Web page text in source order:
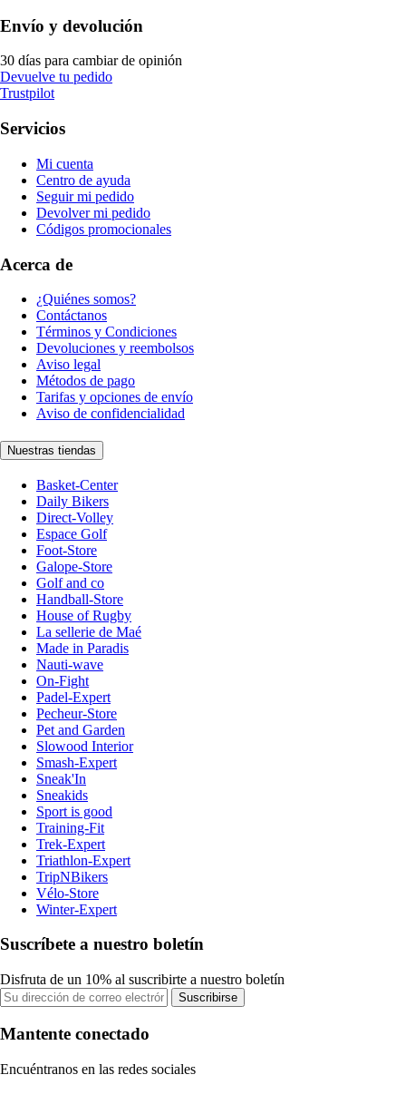
Envío y devolución
30 días para cambiar de opinión
Devuelve tu pedido
Trustpilot
Servicios
Mi cuenta
Centro de ayuda
Seguir mi pedido
Devolver mi pedido
Códigos promocionales
Acerca de
¿Quiénes somos?
Contáctanos
Términos y Condiciones
Devoluciones y reembolsos
Aviso legal
Métodos de pago
Tarifas y opciones de envío
Aviso de confidencialidad
Nuestras tiendas
Basket-Center
Daily Bikers
Direct-Volley
Espace Golf
Foot-Store
Galope-Store
Golf and co
Handball-Store
House of Rugby
La sellerie de Maé
Made in Paradis
Nauti-wave
On-Fight
Padel-Expert
Pecheur-Store
Pet and Garden
Slowood Interior
Smash-Expert
Sneak'In
Sneakids
Sport is good
Training-Fit
Trek-Expert
Triathlon-Expert
TripNBikers
Vélo-Store
Winter-Expert
Suscríbete a nuestro boletín
Disfruta de un 10% al suscribirte a nuestro boletín
Suscribirse
Mantente conectado
Encuéntranos en las redes sociales